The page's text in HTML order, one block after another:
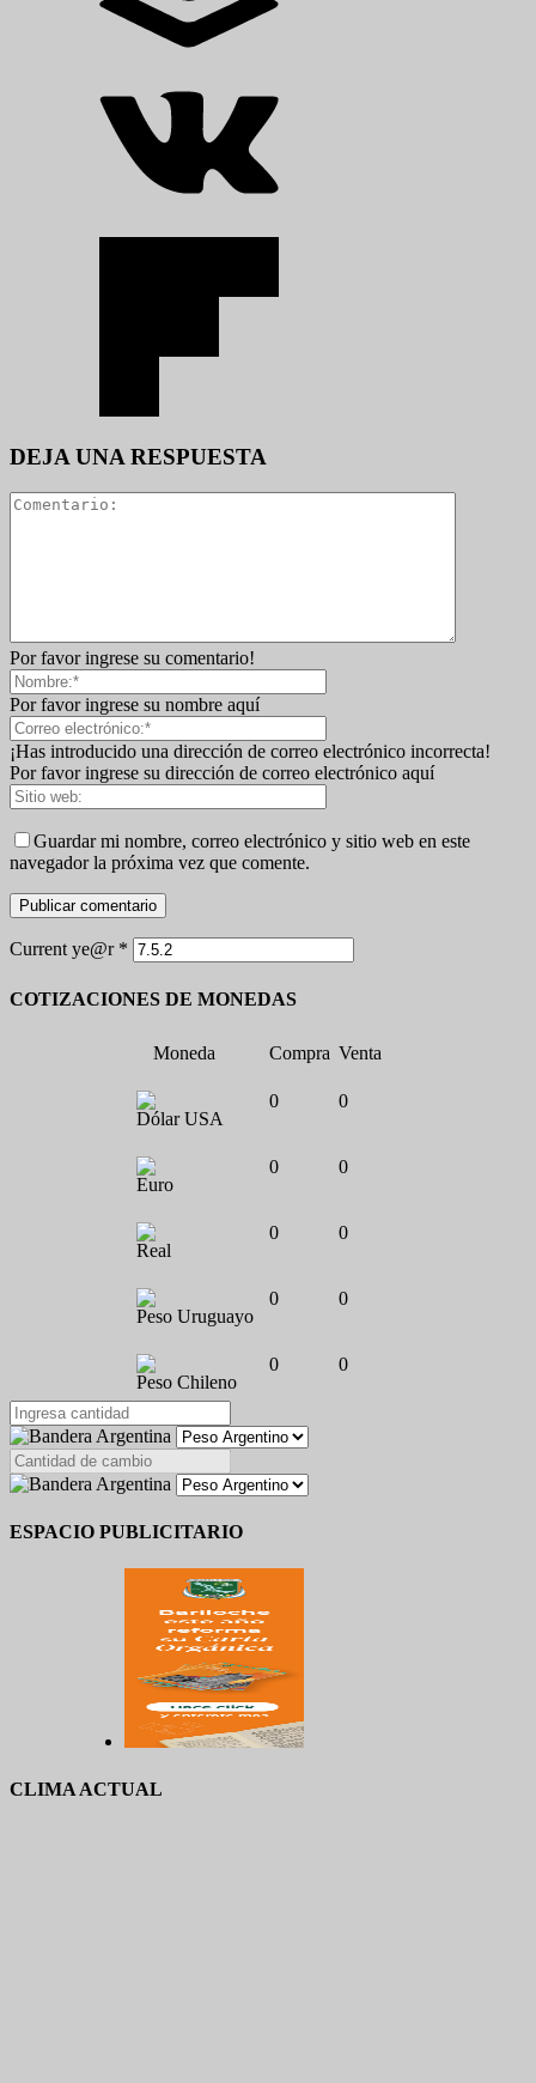
DEJA UNA RESPUESTA
Por favor ingrese su comentario!
Por favor ingrese su nombre aquí
¡Has introducido una dirección de correo electrónico incorrecta!
Por favor ingrese su dirección de correo electrónico aquí
Guardar mi nombre, correo electrónico y sitio web en este
navegador la próxima vez que comente.
Current ye@r *
COTIZACIONES DE MONEDAS
Moneda Compra Venta
Dólar USA
0 0
Euro
0 0
Real
0 0
Peso Uruguayo
0 0
Peso Chileno
0 0
ESPACIO PUBLICITARIO
CLIMA ACTUAL